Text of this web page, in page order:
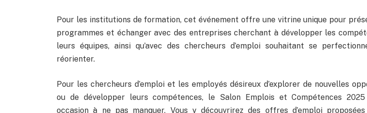
Pour les institutions de formation, cet événement offre une vitrine unique pour
programmes et échanger avec des entreprises cherchant à développer les
leurs équipes, ainsi qu’avec des chercheurs d’emploi souhaitant se
réorienter.
Pour les chercheurs d’emploi et les employés désireux d’explorer de nouvelles
ou de développer leurs compétences, le Salon Emplois et Compétences
occasion à ne pas manquer. Vous y découvrirez des offres d’emploi